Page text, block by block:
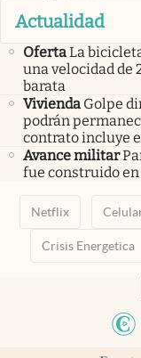
Actualidad
OfertaLa
una velocidad de
barata
Vivienda Golpe
podrán
contrato incluye
Avance militar
fue construido
Netflix
Crisis Energetica